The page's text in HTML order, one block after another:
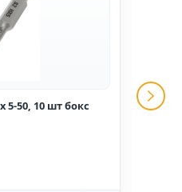
5-50, 10 шт бокс